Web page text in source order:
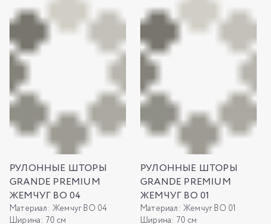
РУЛОННЫЕ ШТОРЫ
GRANDE PREMIUM
ЖЕМЧУГ ВО 04
Материал: Жемчуг ВО 04
Ширина: 70 см
РУЛОННЫЕ ШТОРЫ
GRANDE PREMIUM
ЖЕМЧУГ ВО 01
Материал: Жемчуг ВО 01
Ширина: 70 см